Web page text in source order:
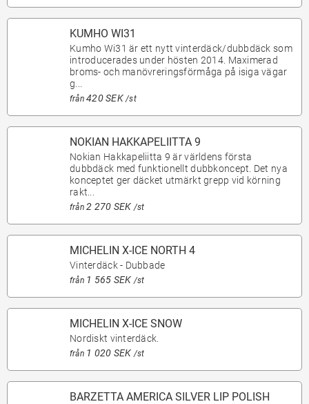
KUMHO WI31
Kumho Wi31 är ett nytt vinterdäck/dubbdäck som
introducerades under hösten 2014. Maximerad
broms- och manövreringsförmåga på isiga vägar
g...
från420 SEK /st
NOKIAN HAKKAPELIITTA 9
Nokian Hakkapeliitta 9 är världens första
dubbdäck med funktionellt dubbkoncept. Det nya
konceptet ger däcket utmärkt grepp vid körning
rakt...
från2 270 SEK /st
MICHELIN X-ICE NORTH 4
Vinterdäck - Dubbade
från 1 565 SEK /st
MICHELIN X-ICE SNOW
Nordiskt vinterdäck.
från 1 020 SEK /st
BARZETTA AMERICA SILVER LIP POLISH